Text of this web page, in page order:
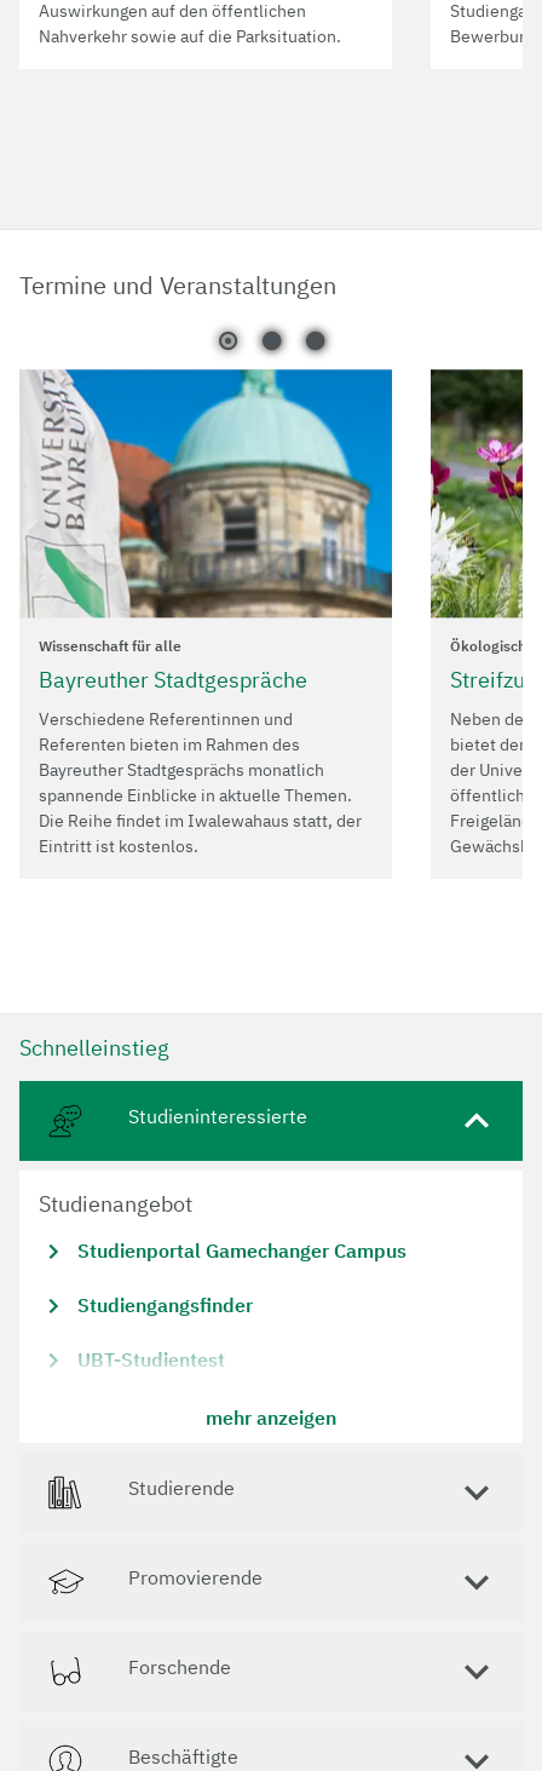
Auswirkungen auf den öffentlichen
Nahverkehr sowie auf die Parksituation.
Termine und Veranstaltungen
Wissenschaft für alle
Bayreuther Stadtgespräche
Verschiedene Referentinnen und
Referenten bieten im Rahmen des
Bayreuther Stadtgesprächs monatlich
spannende Einblicke in aktuelle Themen.
Die Reihe findet im Iwalewahaus statt, der
Eintritt ist kostenlos.
Ökologisch-
Neben
bietet der
der
öffentliche
Schnelleinstieg
Studieninteressierte
Studienangebot
Studienportal Gamechanger Campus
Studiengangsfinder
UBT-Studientest
Bachelor-Studiengänge
Jurastudium
Zentrale Studienberatung
mehr anzeigen
Studierende
Promovierende
Forschende
Beschäftigte